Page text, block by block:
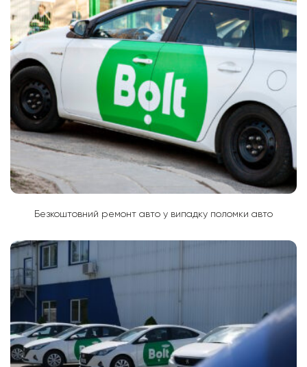
Безкоштовний ремонт авто у випадку поломки авто